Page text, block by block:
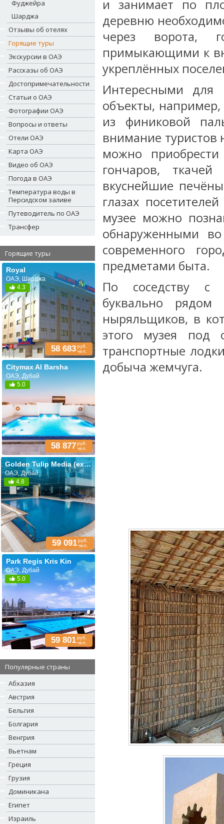
Фуджейра
Шарджа
Отзывы об отелях
Горящие туры
Экскурсии в ОАЭ
Рассказы об ОАЭ
Достопримечательности
Статьи о ОАЭ
Фотографии ОАЭ
Вопросы и ответы
Отели ОАЭ
Карта ОАЭ
Видео об ОАЭ
Погода в ОАЭ
Температура воды в
Персидском заливе
Путеводитель по ОАЭ
Трансфер
Горящие туры
Royal
ОАЭ, Шарджа
4.3
58 683руб.
чел.
Citymax Al Barsha
ОАЭ, Дубай
5.0
58 877руб.
чел.
Golden Tulip Media (ex. Golden Tulip Al Thanyah Apartments; Comfort Inn Apartments)
ОАЭ, Дубай
4.8
59 091руб.
чел.
Park Regis Kris Kin
ОАЭ, Дубай
5.0
59 801руб.
чел.
Популярные страны
Абхазия
Австрия
Бельгия
Болгария
Венгрия
Вьетнам
Греция
Грузия
Доминикана
Египет
Израиль
и занимает по
деревню
через ворота,
примыкающими к
укреплённых
Интересными для
объекты,
из финиковой
внимание
можно
гончаров,
вкуснейшие
глазах
музее можно
обнаруженными
современного
предметами быта.
По соседству с
буквально
ныряльщиков, в
этого музея под
транспортные
добыча жемчуга.